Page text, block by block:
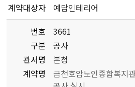
계약대상자
예담인테리어
번호
3661
구분
공사
관서명
본청
계약명
금천호암노인종합복지